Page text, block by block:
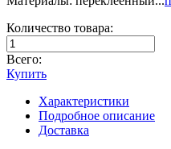
Количество товара:
Всего:
Купить
Характеристики
Подробное описание
Доставка